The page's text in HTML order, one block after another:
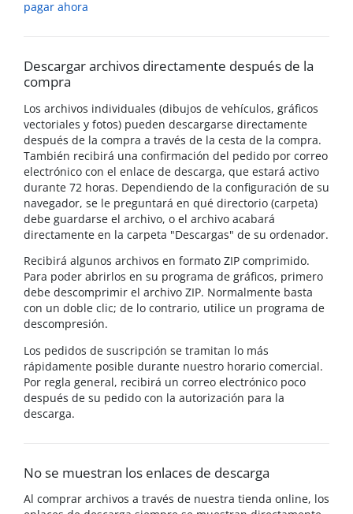
pagar ahora
Descargar archivos directamente después de la
compra
Los archivos individuales (dibujos de vehículos, gráficos
vectoriales y fotos) pueden descargarse directamente
después de la compra a través de la cesta de la compra.
También recibirá una confirmación del pedido por correo
electrónico con el enlace de descarga, que estará activo
durante 72 horas. Dependiendo de la configuración de su
navegador, se le preguntará en qué directorio (carpeta)
debe guardarse el archivo, o el archivo acabará
directamente en la carpeta "Descargas" de su ordenador.
Recibirá algunos archivos en formato ZIP comprimido.
Para poder abrirlos en su programa de gráficos, primero
debe descomprimir el archivo ZIP. Normalmente basta
con un doble clic; de lo contrario, utilice un programa de
descompresión.
Los pedidos de suscripción se tramitan lo más
rápidamente posible durante nuestro horario comercial.
Por regla general, recibirá un correo electrónico poco
después de su pedido con la autorización para la
descarga.
No se muestran los enlaces de descarga
Al comprar archivos a través de nuestra tienda online, los